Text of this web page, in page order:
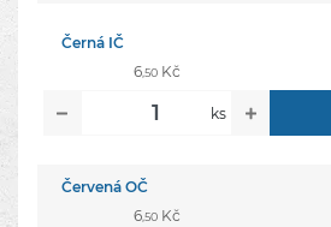
Černá IČ
6,50Kč
ks
Červená OČ
6,50Kč